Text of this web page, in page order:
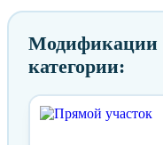
Модификации
категории: